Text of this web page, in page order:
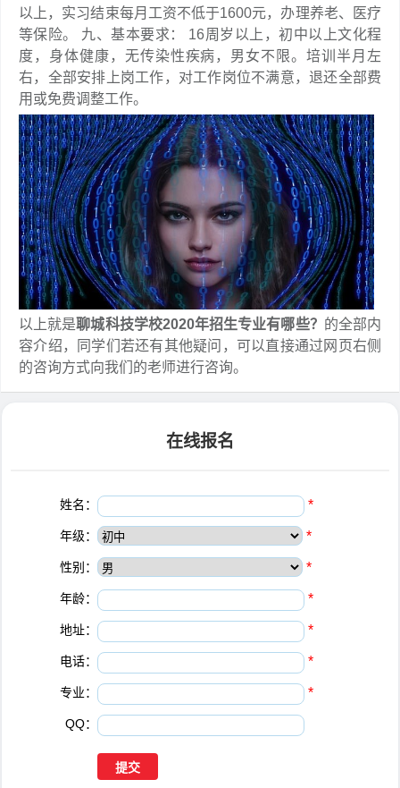
以上，实习结束每月工资不低于1600元，办理养老、医疗
等保险。 九、基本要求： 16周岁以上，初中以上文化程
度，身体健康，无传染性疾病，男女不限。培训半月左
右，全部安排上岗工作，对工作岗位不满意，退还全部费
用或免费调整工作。
以上就是聊城科技学校2020年招生专业有哪些？ 的全部内
容介绍，同学们若还有其他疑问，可以直接通过网页右侧
的咨询方式向我们的老师进行咨询。
在线报名
姓名： *
年级： *
性别： *
年龄： *
地址： *
电话： *
专业： *
QQ：